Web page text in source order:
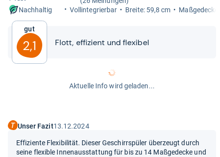
Nachhaltig
Vollin­te­grier­bar Breite: 59,8 cm
Gut
2,1 Flott, effi­zi­ent und fle­xi­bel
Aktuelle Info wird geladen...
Unser Fazit13.12.2024
Effiziente Flexibilität. Dieser Geschirrspüler überzeugt durch
seine flexible Innenausstattung für bis zu 14 Maßgedecke und